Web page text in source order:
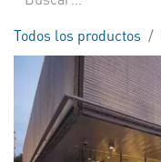
Todos los productos